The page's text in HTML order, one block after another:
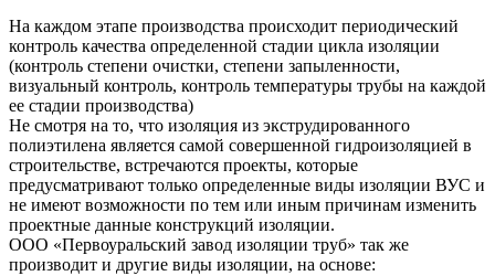
На каждом этапе производства происходит периодический
контроль качества определенной стадии цикла изоляции
(контроль степени очистки, степени запыленности,
визуальный контроль, контроль температуры трубы на каждой
ее стадии производства)
Не смотря на то, что изоляция из экструдированного
полиэтилена является самой совершенной гидроизоляцией в
строительстве, встречаются проекты, которые
предусматривают только определенные виды изоляции ВУС и
не имеют возможности по тем или иным причинам изменить
проектные данные конструкций изоляции.
ООО «Первоуральский завод изоляции труб» так же
производит и другие виды изоляции, на основе: